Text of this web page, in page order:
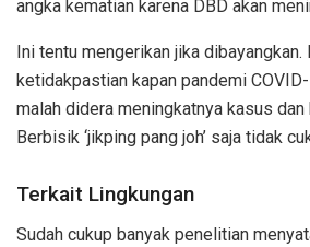
angka kematian karena DBD akan
Ini tentu mengerikan jika dibayangkan.
ketidakpastian kapan pandemi
malah didera meningkatnya kasus dan
Berbisik ‘jikping pang joh’ saja tidak
Terkait Lingkungan
Sudah cukup banyak penelitian